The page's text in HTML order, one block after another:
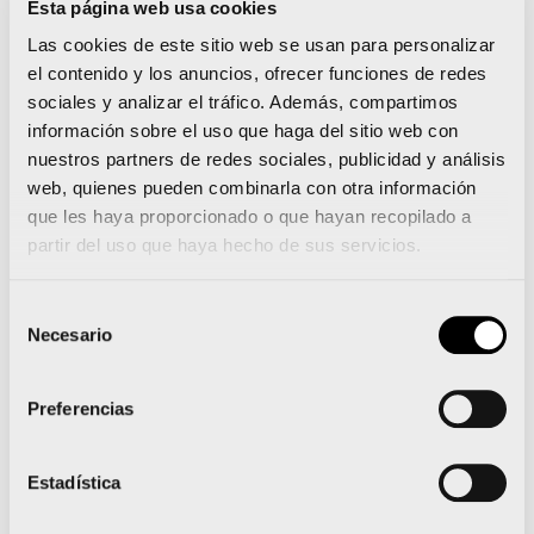
Esta página web usa cookies
Las cookies de este sitio web se usan para personalizar
el contenido y los anuncios, ofrecer funciones de redes
sociales y analizar el tráfico. Además, compartimos
información sobre el uso que haga del sitio web con
nuestros partners de redes sociales, publicidad y análisis
web, quienes pueden combinarla con otra información
que les haya proporcionado o que hayan recopilado a
partir del uso que haya hecho de sus servicios.
Necesario
Preferencias
Estadística
Atrévete. Elige tu meta.
Bajo el lema “Atrévete. Elige tu meta”, el Santander
Triathlon Series busca ofrecer una experiencia
deportiva donde el participante sea el auténtico
protagonista.
Santander de acercar el triatlón a todo tipo de
como eje de un estilo de vida saludable. Para ello,
concepto de triatlón para todos con un completo